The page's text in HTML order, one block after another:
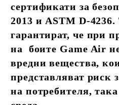
сертификати за
2013 и ASTM D-
гарантират, че при
на боите Game Air
вредни вещества,
представляват риск
на потребителя,